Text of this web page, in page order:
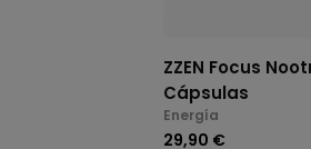
ZZEN Focus
Cápsulas
Energía
29,90 €